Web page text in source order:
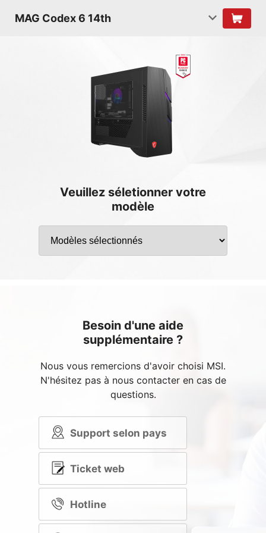
MAG Codex 6 14th
Veuillez séletionner votre
modèle
Besoin d'une aide
supplémentaire ?
Nous vous remercions d'avoir choisi MSI.
N'hésitez pas à nous contacter en cas de
questions.
Support selon pays
Ticket web
Hotline